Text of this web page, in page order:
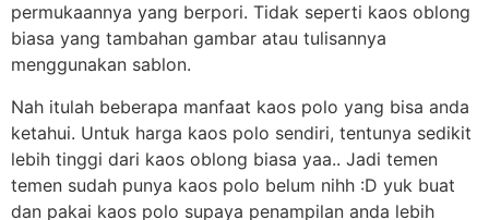
permukaannya yang berpori. Tidak seperti kaos oblong
biasa yang tambahan gambar atau tulisannya
menggunakan sablon.
Nah itulah beberapa manfaat kaos polo yang bisa anda
ketahui. Untuk harga kaos polo sendiri, tentunya sedikit
lebih tinggi dari kaos oblong biasa yaa.. Jadi temen
temen sudah punya kaos polo belum nihh :D yuk buat
dan pakai kaos polo supaya penampilan anda lebih